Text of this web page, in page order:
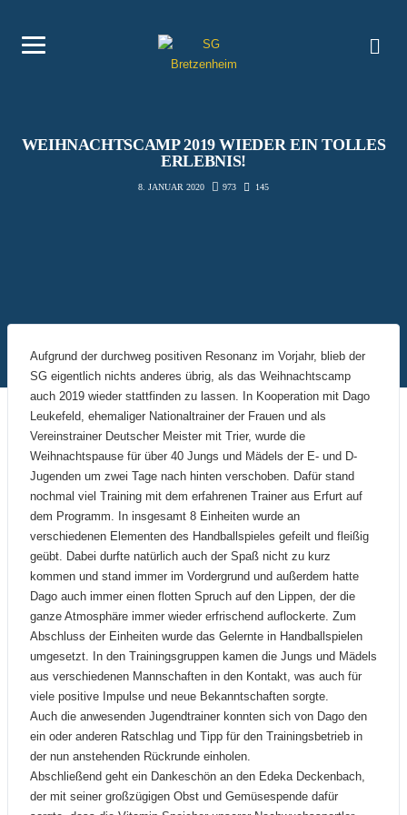
WEIHNACHTSCAMP 2019 WIEDER EIN TOLLES
ERLEBNIS!
8. JANUAR 2020 973 145
Aufgrund der durchweg positiven Resonanz im Vorjahr, blieb der
SG eigentlich nichts anderes übrig, als das Weihnachtscamp
auch 2019 wieder stattfinden zu lassen. In Kooperation mit Dago
Leukefeld, ehemaliger Nationaltrainer der Frauen und als
Vereinstrainer Deutscher Meister mit Trier, wurde die
Weihnachtspause für über 40 Jungs und Mädels der E- und D-
Jugenden um zwei Tage nach hinten verschoben. Dafür stand
nochmal viel Training mit dem erfahrenen Trainer aus Erfurt auf
dem Programm. In insgesamt 8 Einheiten wurde an
verschiedenen Elementen des Handballspieles gefeilt und fleißig
geübt. Dabei durfte natürlich auch der Spaß nicht zu kurz
kommen und stand immer im Vordergrund und außerdem hatte
Dago auch immer einen flotten Spruch auf den Lippen, der die
ganze Atmosphäre immer wieder erfrischend auflockerte. Zum
Abschluss der Einheiten wurde das Gelernte in Handballspielen
umgesetzt. In den Trainingsgruppen kamen die Jungs und Mädels
aus verschiedenen Mannschaften in den Kontakt, was auch für
viele positive Impulse und neue Bekanntschaften sorgte.
Auch die anwesenden Jugendtrainer konnten sich von Dago den
ein oder anderen Ratschlag und Tipp für den Trainingsbetrieb in
der nun anstehenden Rückrunde einholen.
Abschließend geht ein Dankeschön an den Edeka Deckenbach,
der mit seiner großzügigen Obst und Gemüsespende dafür